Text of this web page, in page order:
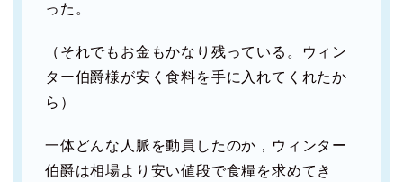
った。
（それでもお金もかなり残っている。ウィン
ター伯爵様が安く食料を手に入れてくれたか
ら）
一体どんな人脈を動員したのか，ウィンター
伯爵は相場より安い値段で食糧を求めてき